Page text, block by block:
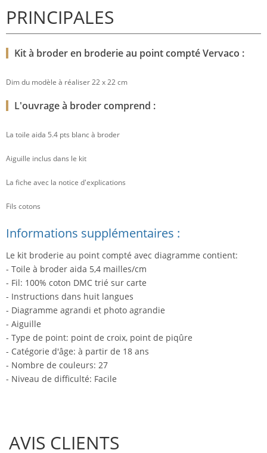
PRINCIPALES
Kit à broder en broderie au point compté Vervaco :
Dim du modèle à réaliser 22 x 22 cm
L'ouvrage à broder comprend :
La toile aida 5.4 pts blanc à broder
Aiguille inclus dans le kit
La fiche avec la notice d'explications
Fils cotons
Informations supplémentaires :
Le kit broderie au point compté avec diagramme contient:
- Toile à broder aida 5,4 mailles/cm
- Fil: 100% coton DMC trié sur carte
- Instructions dans huit langues
- Diagramme agrandi et photo agrandie
- Aiguille
- Type de point: point de croix, point de piqûre
- Catégorie d'âge: à partir de 18 ans
- Nombre de couleurs: 27
- Niveau de difficulté: Facile
AVIS CLIENTS